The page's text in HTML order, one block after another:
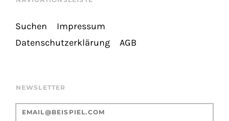
Suchen
Impressum
Datenschutzerklärung
AGB
NEWSLETTER